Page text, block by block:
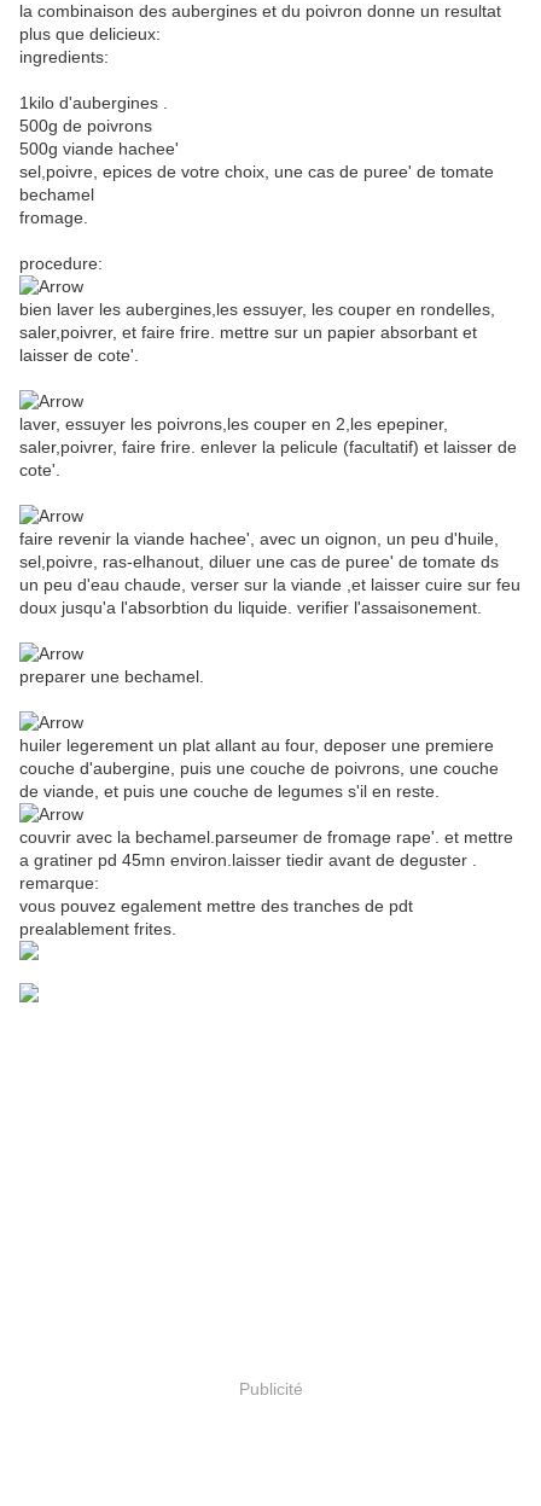
la combinaison des aubergines et du poivron donne un resultat
plus que delicieux:
ingredients:
1kilo d'aubergines .
500g de poivrons
500g viande hachee'
sel,poivre, epices de votre choix, une cas de puree' de tomate
bechamel
fromage.
procedure:
bien laver les aubergines,les essuyer, les couper en rondelles,
saler,poivrer, et faire frire. mettre sur un papier absorbant et
laisser de cote'.
laver, essuyer les poivrons,les couper en 2,les epepiner,
saler,poivrer, faire frire. enlever la pelicule (facultatif) et laisser de
cote'.
faire revenir la viande hachee', avec un oignon, un peu d'huile,
sel,poivre, ras-elhanout, diluer une cas de puree' de tomate ds
un peu d'eau chaude, verser sur la viande ,et laisser cuire sur feu
doux jusqu'a l'absorbtion du liquide. verifier l'assaisonement.
preparer une bechamel.
huiler legerement un plat allant au four, deposer une premiere
couche d'aubergine, puis une couche de poivrons, une couche
de viande, et puis une couche de legumes s'il en reste.
couvrir avec la bechamel.parseumer de fromage rape'. et mettre
a gratiner pd 45mn environ.laisser tiedir avant de deguster .
remarque:
vous pouvez egalement mettre des tranches de pdt
prealablement frites.
Publicité